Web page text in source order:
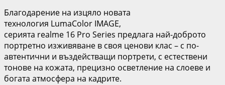
Благодарение на изцяло новата
технология LumaColor IMAGE,
серията realme 16 Pro Series предлага най-доброто
портретно изживяване в своя ценови клас – с по-
автентични и въздействащи портрети, с естествени
тонове на кожата, прецизно осветление на слоеве и
богата атмосфера на кадрите.